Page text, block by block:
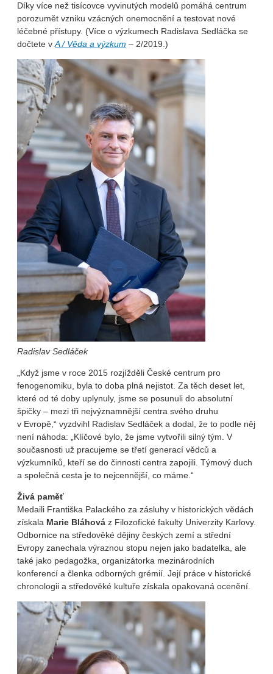
Díky více než tisícovce vyvinutých modelů pomáhá centrum
porozumět vzniku vzácných onemocnění a testovat nové
léčebné přístupy. (Více o výzkumech Radislava Sedláčka se
dočtete v A / Věda a výzkum – 2/2019.)
Radislav Sedláček
„Když jsme v roce 2015 rozjížděli České centrum pro
fenogenomiku, byla to doba plná nejistot. Za těch deset let,
které od té doby uplynuly, jsme se posunuli do absolutní
špičky – mezi tři nejvýznamnější centra svého druhu
v Evropě,“ vyzdvihl Radislav Sedláček a dodal, že to podle něj
není náhoda: „Klíčové bylo, že jsme vytvořili silný tým. V
současnosti už pracujeme se třetí generací vědců a
výzkumníků, kteří se do činnosti centra zapojili. Týmový duch
a společná cesta je to nejcennější, co máme.“
Živá paměť
Medaili Františka Palackého za zásluhy v historických vědách
získala Marie Bláhová z Filozofické fakulty Univerzity Karlovy.
Odbornice na středověké dějiny českých zemí a střední
Evropy zanechala výraznou stopu nejen jako badatelka, ale
také jako pedagožka, organizátorka mezinárodních
konferencí a členka odborných grémií. Její práce v historické
chronologii a středověké kultuře získala opakovaná ocenění.